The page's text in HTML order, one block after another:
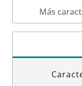
Más
Datos de la